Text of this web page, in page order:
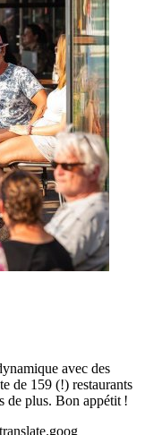
avec des
de 159 (!) restaurants
de plus. Bon appétit !